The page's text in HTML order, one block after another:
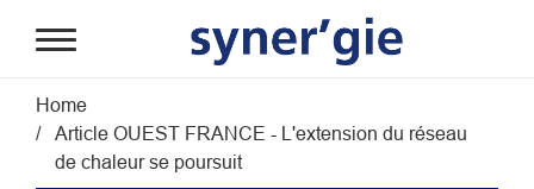
Fil d'Ariane
Home
Article OUEST FRANCE - L'extension du réseau
de chaleur se poursuit